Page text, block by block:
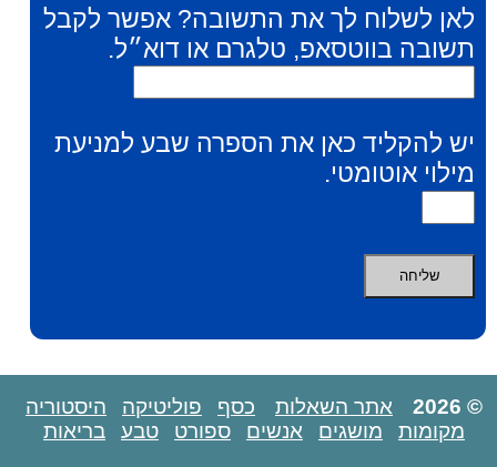
לאן לשלוח לך את התשובה? אפשר לקבל
תשובה בווטסאפ, טלגרם או דוא״ל.
יש להקליד כאן את הספרה שבע למניעת
מילוי אוטומטי.
© 2026 אתר השאלות כסף פוליטיקה
היסטוריה
מקומות
מושגים אנשים ספורט טבע בריאות